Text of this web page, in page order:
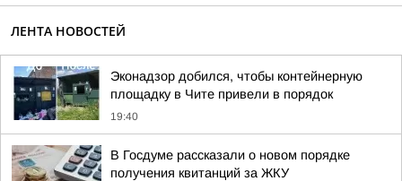
ЛЕНТА НОВОСТЕЙ
Эконадзор добился, чтобы контейнерную
площадку в Чите привели в порядок
19:40
В Госдуме рассказали о новом порядке
получения квитанций за ЖКУ